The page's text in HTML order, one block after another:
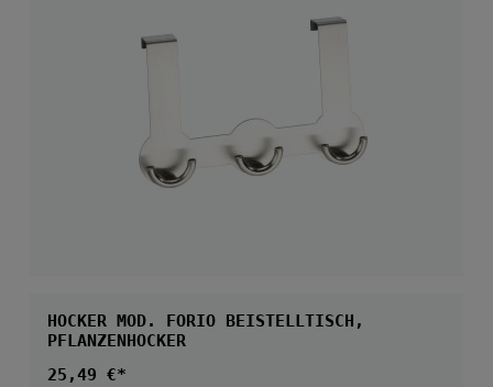
HOCKER MOD. FORIO BEISTELLTISCH,
PFLANZENHOCKER
Regulärer Preis:
25,49 €*